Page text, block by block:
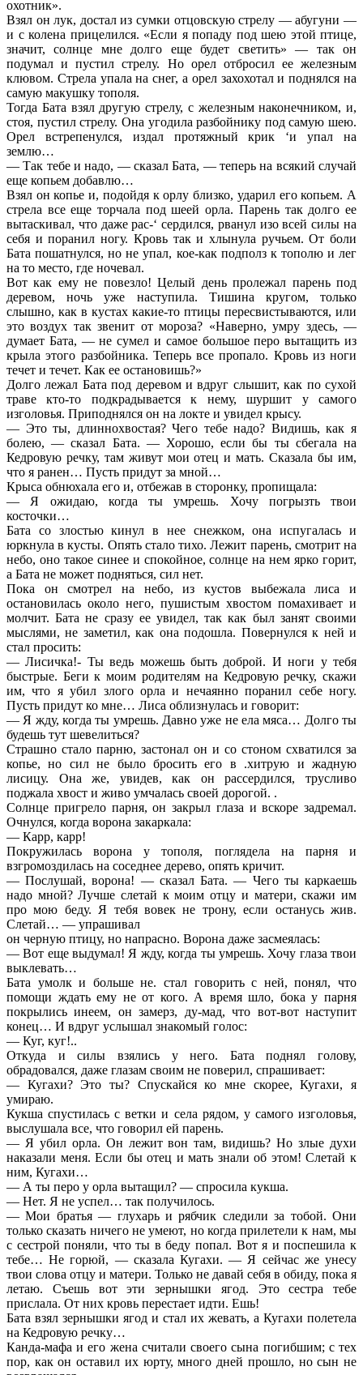
охотник».
Взял он лук, достал из сумки отцовскую стрелу — абугуни —
и с колена прицелился. «Если я попаду под шею этой птице,
значит, солнце мне долго еще будет светить» — так он
подумал и пустил стрелу. Но орел отбросил ее железным
клювом. Стрела упала на снег, а орел захохотал и поднялся на
самую макушку тополя.
Тогда Бата взял другую стрелу, с железным наконечником, и,
стоя, пустил стрелу. Она угодила разбойнику под самую шею.
Орел встрепенулся, издал протяжный крик ‘и упал на
землю…
— Так тебе и надо, — сказал Бата, — теперь на всякий случай
еще копьем добавлю…
Взял он копье и, подойдя к орлу близко, ударил его копьем. А
стрела все еще торчала под шеей орла. Парень так долго ее
вытаскивал, что даже рас-‘ сердился, рванул изо всей силы на
себя и поранил ногу. Кровь так и хлынула ручьем. От боли
Бата пошатнулся, но не упал, кое-как подполз к тополю и лег
на то место, где ночевал.
Вот как ему не повезло! Целый день пролежал парень под
деревом, ночь уже наступила. Тишина кругом, только
слышно, как в кустах какие-то птицы пересвистываются, или
это воздух так звенит от мороза? «Наверно, умру здесь, —
думает Бата, — не сумел и самое большое перо вытащить из
крыла этого разбойника. Теперь все пропало. Кровь из ноги
течет и течет. Как ее остановишь?»
Долго лежал Бата под деревом и вдруг слышит, как по сухой
траве кто-то подкрадывается к нему, шуршит у самого
изголовья. Приподнялся он на локте и увидел крысу.
— Это ты, длиннохвостая? Чего тебе надо? Видишь, как я
болею, — сказал Бата. — Хорошо, если бы ты сбегала на
Кедровую речку, там живут мои отец и мать. Сказала бы им,
что я ранен… Пусть придут за мной…
Крыса обнюхала его и, отбежав в сторонку, пропищала:
— Я ожидаю, когда ты умрешь. Хочу погрызть твои
косточки…
Бата со злостью кинул в нее снежком, она испугалась и
юркнула в кусты. Опять стало тихо. Лежит парень, смотрит на
небо, оно такое синее и спокойное, солнце на нем ярко горит,
а Бата не может подняться, сил нет.
Пока он смотрел на небо, из кустов выбежала лиса и
остановилась около него, пушистым хвостом помахивает и
молчит. Бата не сразу ее увидел, так как был занят своими
мыслями, не заметил, как она подошла. Повернулся к ней и
стал просить:
— Лисичка!- Ты ведь можешь быть доброй. И ноги у тебя
быстрые. Беги к моим родителям на Кедровую речку, скажи
им, что я убил злого орла и нечаянно поранил себе ногу.
Пусть придут ко мне… Лиса облизнулась и говорит:
— Я жду, когда ты умрешь. Давно уже не ела мяса… Долго ты
будешь тут шевелиться?
Страшно стало парню, застонал он и со стоном схватился за
копье, но сил не было бросить его в .хитрую и жадную
лисицу. Она же, увидев, как он рассердился, трусливо
поджала хвост и живо умчалась своей дорогой. .
Солнце пригрело парня, он закрыл глаза и вскоре задремал.
Очнулся, когда ворона закаркала:
— Карр, карр!
Покружилась ворона у тополя, поглядела на парня и
взгромоздилась на соседнее дерево, опять кричит.
— Послушай, ворона! — сказал Бата. — Чего ты каркаешь
надо мной? Лучше слетай к моим отцу и матери, скажи им
про мою беду. Я тебя вовек не трону, если останусь жив.
Слетай… — упрашивал
он черную птицу, но напрасно. Ворона даже засмеялась:
— Вот еще выдумал! Я жду, когда ты умрешь. Хочу глаза твои
выклевать…
Бата умолк и больше не. стал говорить с ней, понял, что
помощи ждать ему не от кого. А время шло, бока у парня
покрылись инеем, он замерз, ду-мад, что вот-вот наступит
конец… И вдруг услышал знакомый голос:
— Куг, куг!..
Откуда и силы взялись у него. Бата поднял голову,
обрадовался, даже глазам своим не поверил, спрашивает:
— Кугахи? Это ты? Спускайся ко мне скорее, Кугахи, я
умираю.
Кукша спустилась с ветки и села рядом, у самого изголовья,
выслушала все, что говорил ей парень.
— Я убил орла. Он лежит вон там, видишь? Но злые духи
наказали меня. Если бы отец и мать знали об этом! Слетай к
ним, Кугахи…
— А ты перо у орла вытащил? — спросила кукша.
— Нет. Я не успел… так получилось.
— Мои братья — глухарь и рябчик следили за тобой. Они
только сказать ничего не умеют, но когда прилетели к нам, мы
с сестрой поняли, что ты в беду попал. Вот я и поспешила к
тебе… Не горюй, — сказала Кугахи. — Я сейчас же унесу
твои слова отцу и матери. Только не давай себя в обиду, пока я
летаю. Съешь вот эти зернышки ягод. Это сестра тебе
прислала. От них кровь перестает идти. Ешь!
Бата взял зернышки ягод и стал их жевать, а Кугахи полетела
на Кедровую речку…
Канда-мафа и его жена считали своего сына погибшим; с тех
пор, как он оставил их юрту, много дней прошло, но сын не